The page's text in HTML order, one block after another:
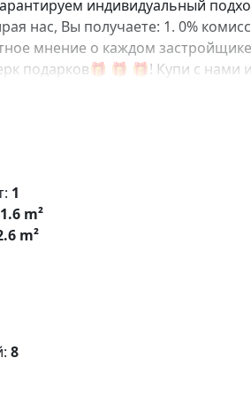
индивидуальный
нас, Вы получаете: 1. 0%
мнение о каждом
подарков🎁 🎁 🎁! Купи с
жилой комплекс
с удобной транспортной
— ключевые магистрали,
плотность застройки). -
окна, функциональные
детские и
для разных возрастов; - места
социальная
1
m²
m²
8